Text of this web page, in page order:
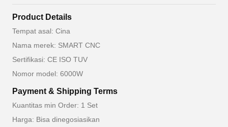
Product Details
Tempat asal: Cina
Nama merek: SMART CNC
Sertifikasi: CE ISO TUV
Nomor model: 6000W
Payment & Shipping Terms
Kuantitas min Order: 1 Set
Harga: Bisa dinegosiasikan